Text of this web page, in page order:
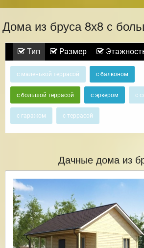
Дома из бруса 8х8 с
Тип Размер
с маленькой террасой с балконом
с большой террасой с эркером с
с гаражом с террасой
Дачные дома из